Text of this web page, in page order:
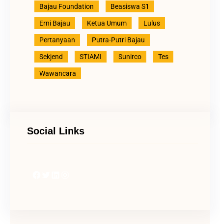
Bajau Foundation Beasiswa S1
Erni Bajau Ketua Umum Lulus
Pertanyaan Putra-Putri Bajau
Sekjend STIAMI Sunirco Tes
Wawancara
Social Links